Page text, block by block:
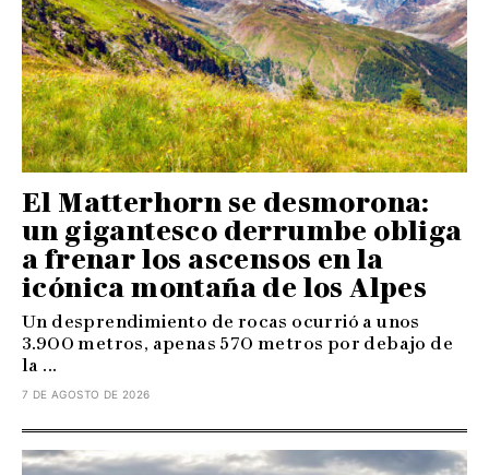
El Matterhorn se desmorona:
un gigantesco derrumbe obliga
a frenar los ascensos en la
icónica montaña de los Alpes
Un desprendimiento de rocas ocurrió a unos
3.900 metros, apenas 570 metros por debajo de
la ...
7 DE AGOSTO DE 2026